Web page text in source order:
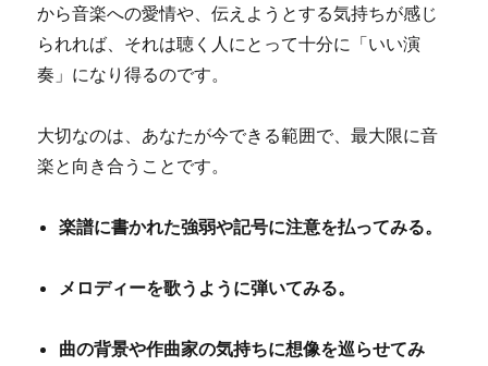
から音楽への愛情や、伝えようとする気持ちが感じ
られれば、それは聴く人にとって十分に「いい演
奏」になり得るのです。
大切なのは、あなたが今できる範囲で、最大限に音
楽と向き合うことです。
楽譜に書かれた強弱や記号に注意を払ってみる。
メロディーを歌うように弾いてみる。
曲の背景や作曲家の気持ちに想像を巡らせてみ